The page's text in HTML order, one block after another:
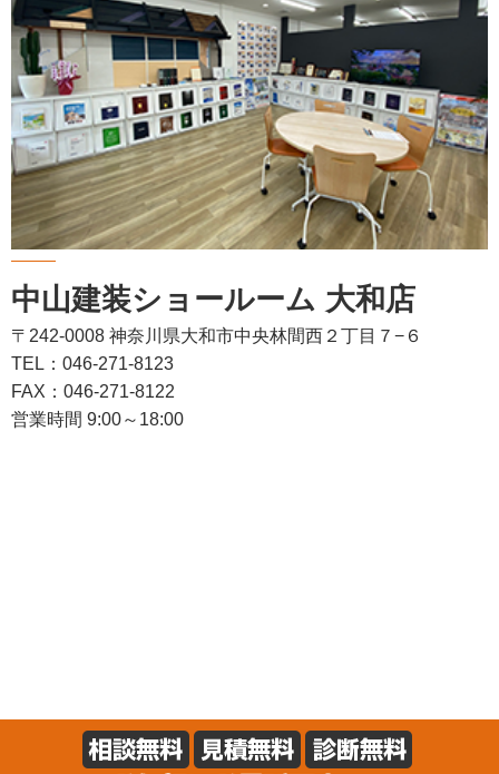
中山建装ショールーム 大和店
〒242-0008 神奈川県大和市中央林間西２丁目７−６
TEL：046-271-8123
FAX：046-271-8122
営業時間 9:00～18:00